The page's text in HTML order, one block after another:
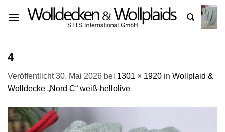
Inhalt
4
Veröffentlicht30. Mai 2026 bei 1301 × 1920 in Wollplaid &
Wolldecke „Nord C“ weiß-hellolive